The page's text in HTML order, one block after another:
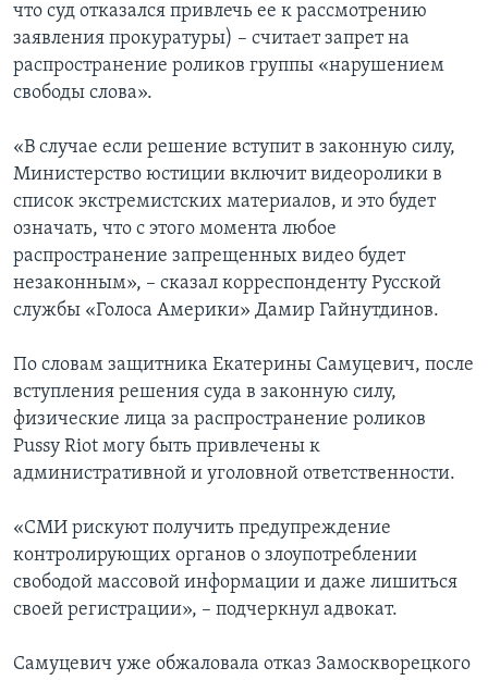
что суд отказался привлечь ее к рассмотрению
заявления прокуратуры) – считает запрет на
распространение роликов группы «нарушением
свободы слова».
«В случае если решение вступит в законную силу,
Министерство юстиции включит видеоролики в
список экстремистских материалов, и это будет
означать, что с этого момента любое
распространение запрещенных видео будет
незаконным», – сказал корреспонденту Русской
службы «Голоса Америки» Дамир Гайнутдинов.
По словам защитника Екатерины Самуцевич, после
вступления решения суда в законную силу,
физические лица за распространение роликов
Pussy Riot могу быть привлечены к
административной и уголовной ответственности.
«СМИ рискуют получить предупреждение
контролирующих органов о злоупотреблении
свободой массовой информации и даже лишиться
своей регистрации», – подчеркнул адвокат.
Самуцевич уже обжаловала отказ Замоскворецкого